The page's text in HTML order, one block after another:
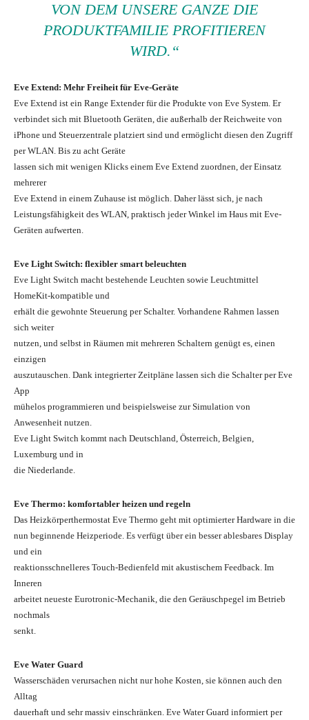
VON DEM UNSERE GANZE DIE
PRODUKTFAMILIE PROFITIEREN
WIRD.“
Eve Extend: Mehr Freiheit für Eve-Geräte
Eve Extend ist ein Range Extender für die Produkte von Eve System. Er
verbindet sich mit Bluetooth Geräten, die außerhalb der Reichweite von
iPhone und Steuerzentrale platziert sind und ermöglicht diesen den Zugriff
per WLAN. Bis zu acht Geräte
lassen sich mit wenigen Klicks einem Eve Extend zuordnen, der Einsatz
mehrerer
Eve Extend in einem Zuhause ist möglich. Daher lässt sich, je nach
Leistungsfähigkeit des WLAN, praktisch jeder Winkel im Haus mit Eve-
Geräten aufwerten.
Eve Light Switch: flexibler smart beleuchten
Eve Light Switch macht bestehende Leuchten sowie Leuchtmittel
HomeKit-kompatible und
erhält die gewohnte Steuerung per Schalter. Vorhandene Rahmen lassen
sich weiter
nutzen, und selbst in Räumen mit mehreren Schaltern genügt es, einen
einzigen
auszutauschen. Dank integrierter Zeitpläne lassen sich die Schalter per Eve
App
mühelos programmieren und beispielsweise zur Simulation von
Anwesenheit nutzen.
Eve Light Switch kommt nach Deutschland, Österreich, Belgien,
Luxemburg und in
die Niederlande.
Eve Thermo: komfortabler heizen und regeln
Das Heizkörperthermostat Eve Thermo geht mit optimierter Hardware in die
nun beginnende Heizperiode. Es verfügt über ein besser ablesbares Display
und ein
reaktionsschnelleres Touch-Bedienfeld mit akustischem Feedback. Im
Inneren
arbeitet neueste Eurotronic-Mechanik, die den Geräuschpegel im Betrieb
nochmals
senkt.
Eve Water Guard
Wasserschäden verursachen nicht nur hohe Kosten, sie können auch den
Alltag
dauerhaft und sehr massiv einschränken. Eve Water Guard informiert per